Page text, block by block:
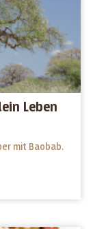
Leben
mit Baobab.